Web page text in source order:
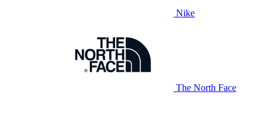
Nike
The North Face